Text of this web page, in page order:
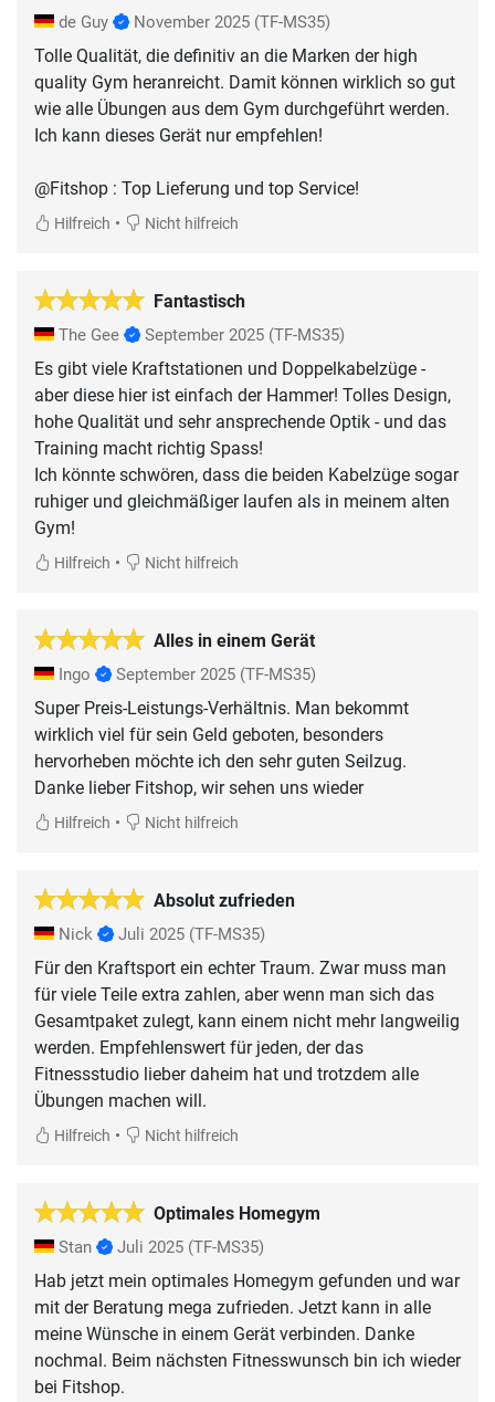
de Guy November 2025 (TF-MS35)
Tolle Qualität, die definitiv an die Marken der high
quality Gym heranreicht. Damit können wirklich so gut
wie alle Übungen aus dem Gym durchgeführt werden.
Ich kann dieses Gerät nur empfehlen!
@Fitshop : Top Lieferung und top Service!
Hilfreich • Nicht hilfreich
Fantastisch
The Gee September 2025 (TF-MS35)
Es gibt viele Kraftstationen und Doppelkabelzüge -
aber diese hier ist einfach der Hammer! Tolles Design,
hohe Qualität und sehr ansprechende Optik - und das
Training macht richtig Spass!
Ich könnte schwören, dass die beiden Kabelzüge sogar
ruhiger und gleichmäßiger laufen als in meinem alten
Gym!
Hilfreich • Nicht hilfreich
Alles in einem Gerät
Ingo September 2025 (TF-MS35)
Super Preis-Leistungs-Verhältnis. Man bekommt
wirklich viel für sein Geld geboten, besonders
hervorheben möchte ich den sehr guten Seilzug.
Danke lieber Fitshop, wir sehen uns wieder
Hilfreich • Nicht hilfreich
Absolut zufrieden
Nick Juli 2025 (TF-MS35)
Für den Kraftsport ein echter Traum. Zwar muss man
für viele Teile extra zahlen, aber wenn man sich das
Gesamtpaket zulegt, kann einem nicht mehr langweilig
werden. Empfehlenswert für jeden, der das
Fitnessstudio lieber daheim hat und trotzdem alle
Übungen machen will.
Hilfreich • Nicht hilfreich
Optimales Homegym
Stan Juli 2025 (TF-MS35)
Hab jetzt mein optimales Homegym gefunden und war
mit der Beratung mega zufrieden. Jetzt kann in alle
meine Wünsche in einem Gerät verbinden. Danke
nochmal. Beim nächsten Fitnesswunsch bin ich wieder
bei Fitshop.